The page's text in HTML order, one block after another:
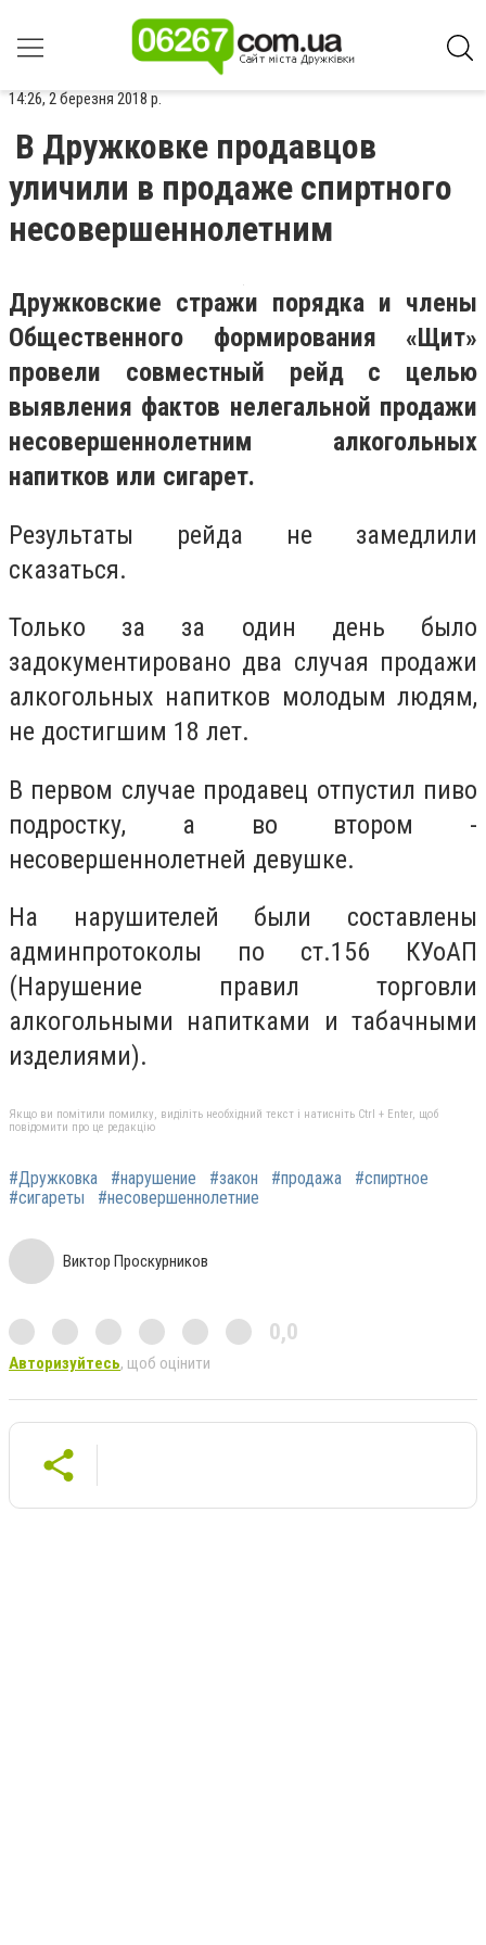
14:26, 2 березня 2018 р.
В Дружковке продавцов
уличили в продаже спиртного
несовершеннолетним
Дружковские стражи порядка и члены
Общественного формирования «Щит»
провели совместный рейд с целью
выявления фактов нелегальной продажи
несовершеннолетним алкогольных
напитков или сигарет.
Результаты рейда не замедлили
сказаться.
Только за за один день было
задокументировано два случая продажи
алкогольных напитков молодым людям,
не достигшим 18 лет.
В первом случае продавец отпустил пиво
подростку, а во втором -
несовершеннолетней девушке.
На нарушителей были составлены
админпротоколы по ст.156 КУоАП
(Нарушение правил торговли
алкогольными напитками и табачными
изделиями).
Якщо ви помітили помилку, виділіть необхідний текст і натисніть Ctrl + Enter, щоб
повідомити про це редакцію
#Дружковка #нарушение #закон #продажа
#спиртное
#сигареты
#несовершеннолетние
Виктор Проскурников
0,0
Авторизуйтесь, щоб оцінити